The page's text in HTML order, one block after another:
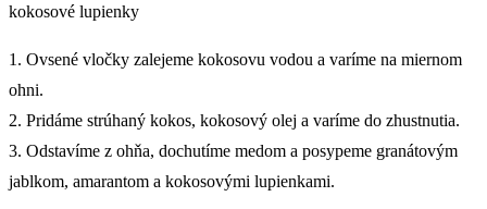
kokosové lupienky
1. Ovsené vločky zalejeme kokosovu vodou a varíme na miernom
ohni.
2. Pridáme strúhaný kokos, kokosový olej a varíme do zhustnutia.
3. Odstavíme z ohňa, dochutíme medom a posypeme granátovým
jablkom, amarantom a kokosovými lupienkami.